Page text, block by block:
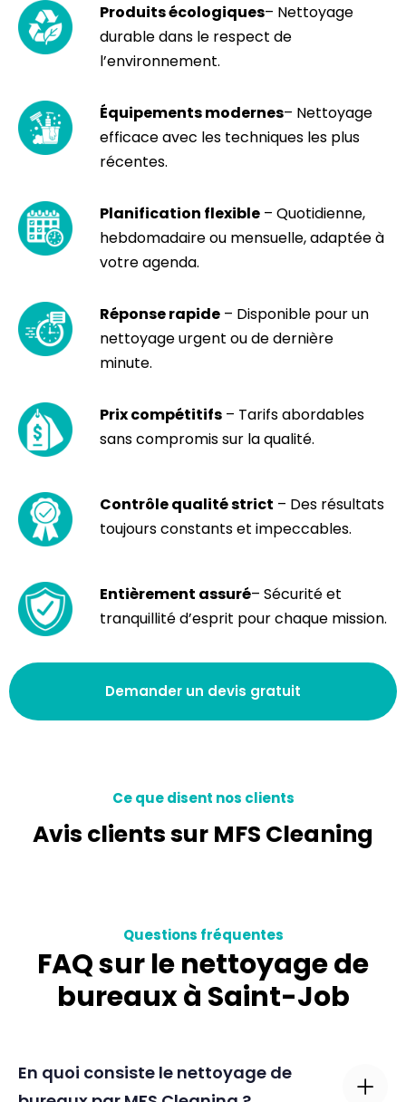
Produits écologiques– Nettoyage
durable dans le respect de
l’environnement.
Équipements modernes– Nettoyage
efficace avec les techniques les plus
récentes.
Planification flexible – Quotidienne,
hebdomadaire ou mensuelle, adaptée à
votre agenda.
Réponse rapide – Disponible pour un
nettoyage urgent ou de dernière
minute.
Prix compétitifs – Tarifs abordables
sans compromis sur la qualité.
Contrôle qualité strict – Des résultats
toujours constants et impeccables.
Entièrement assuré– Sécurité et
tranquillité d’esprit pour chaque mission.
Demander un devis gratuit
Ce que disent nos clients
Avis clients sur MFS Cleaning
Questions fréquentes
FAQ sur le nettoyage de
bureaux à Saint-Job
En quoi consiste le nettoyage de